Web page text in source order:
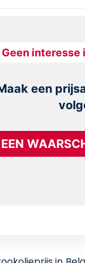
Geen interesse
een
EEN